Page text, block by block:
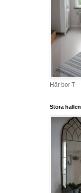
Här bor T
Stora hallen